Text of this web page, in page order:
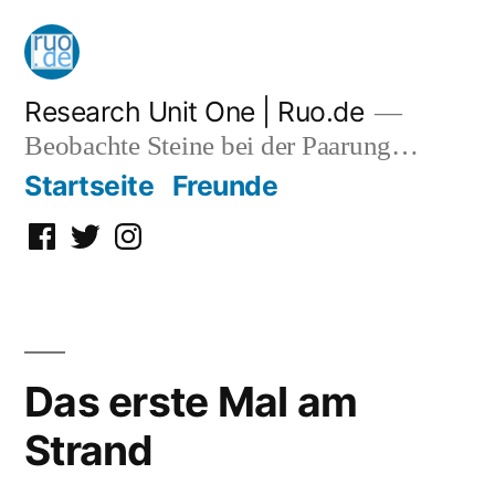
Zum
Inhalt
springen
Research Unit One | Ruo.de
Beobachte Steine bei der Paarung…
Startseite Freunde
Facebook
TwitterInstagram
Das erste Mal am
Strand